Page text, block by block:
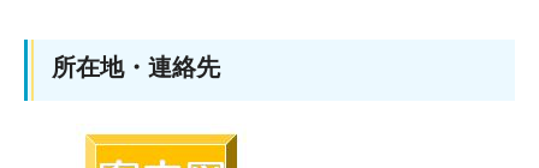
所在地・連絡先